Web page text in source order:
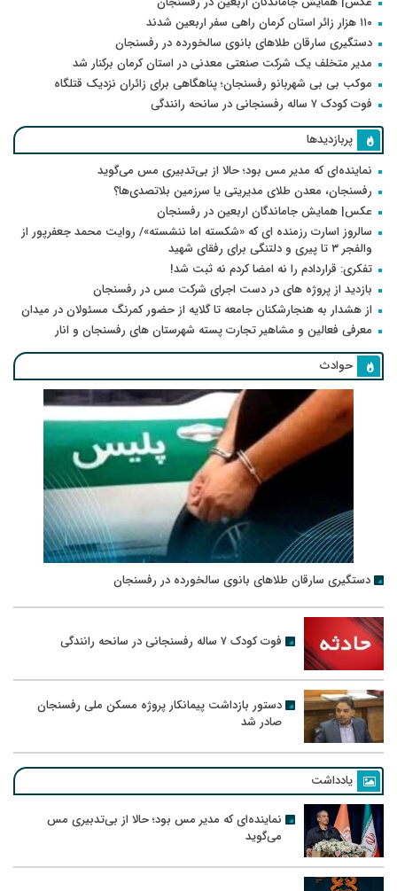
۱۱۰ هزار زائر استان کرمان راهی سفر اربعین شدند
دستگیری سارقان طلاهای بانوی سالخورده در رفسنجان
مدیر متخلف یک شرکت صنعتی معدنی در استان کرمان برکنار شد
موکب بی بی شهربانو رفسنجان؛ پناهگاهی برای زائران نزدیک قتلگاه
فوت کودک ۷ ساله رفسنجانی در سانحه رانندگی
پربازدیدها
نماینده‌ای که مدیر مس بود؛ حالا از بی‌تدبیری مس می‌گوید
رفسنجان، معدن طلای مدیریتی یا سرزمین بلاتصدی‌ها؟
عکس| همایش جاماندگان اربعین در رفسنجان
سالروز اسارت رزمنده ای که «شکسته اما ننشسته»/ روایت محمد جعفرپور از
والفجر ۳ تا پیری و دلتنگی برای رفقای شهید
تفکری: قراردادم را نه امضا کردم نه ثبت شد!
بازدید از پروژه های در دست اجرای شرکت مس در رفسنجان
از هشدار به هنجارشکنان جامعه تا گلایه از حضور کمرنگ مسئولان در میدان
معرفی فعالین و مشاهیر تجارت پسته شهرستان های رفسنجان و انار
حوادث
دستگیری سارقان طلاهای بانوی سالخورده در رفسنجان
فوت کودک ۷ ساله رفسنجانی در سانحه رانندگی
دستور بازداشت پیمانکار پروژه مسکن ملی رفسنجان
صادر شد
یادداشت
نماینده‌ای که مدیر مس بود؛ حالا از بی‌تدبیری مس
می‌گوید